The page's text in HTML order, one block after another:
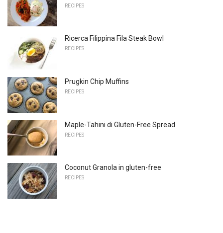
RECIPES
Ricerca Filippina Fila Steak Bowl
RECIPES
Prugkin Chip Muffins
RECIPES
Maple-Tahini di Gluten-Free Spread
RECIPES
Coconut Granola in gluten-free
RECIPES